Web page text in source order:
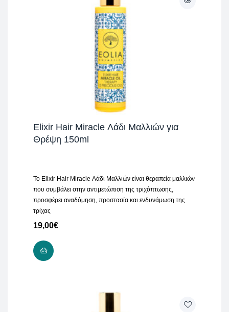
Elixir Hair Miracle Λάδι Μαλλιών για
Θρέψη 150ml
Το Elixir Hair Miracle Λάδι Μαλλιών είναι θεραπεία μαλλιών
που συμβάλει στην αντιμετώπιση της τριχόπτωσης,
προσφέρει αναδόμηση, προστασία και ενδυνάμωση της
τρίχας
19,00€